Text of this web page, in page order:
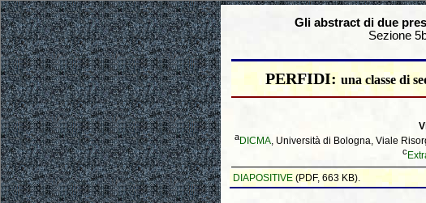
Gli abstract di due
Sezione
PERFIDI: una classe di
aDICMA, Università di Bologna, Viale
c
DIAPOSITIVE (PDF, 663 KB).